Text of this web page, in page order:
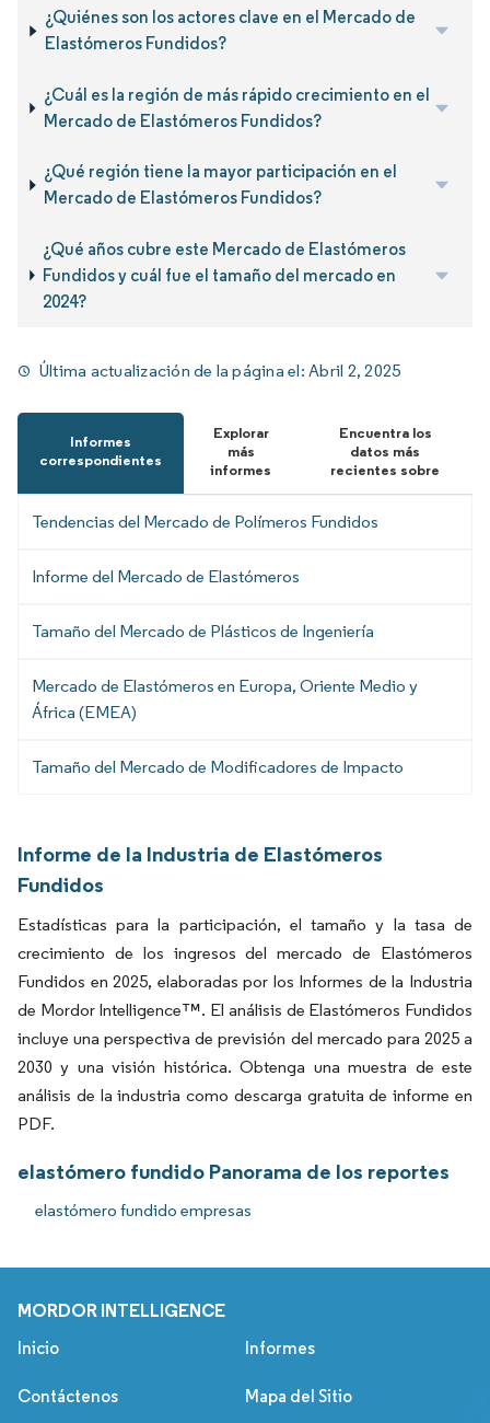
¿Quiénes son los actores clave en el Mercado de
Elastómeros Fundidos?
¿Cuál es la región de más rápido crecimiento en el
Mercado de Elastómeros Fundidos?
¿Qué región tiene la mayor participación en el
Mercado de Elastómeros Fundidos?
¿Qué años cubre este Mercado de Elastómeros
Fundidos y cuál fue el tamaño del mercado en
2024?
Última actualización de la página el:Abril 2, 2025
Informes
correspondientes
Explorar
más
informes
Encuentra los
datos más
recientes sobre
Tendencias del Mercado de Polímeros Fundidos
Informe del Mercado de Elastómeros
Tamaño del Mercado de Plásticos de Ingeniería
Mercado de Elastómeros en Europa, Oriente Medio y
África (EMEA)
Tamaño del Mercado de Modificadores de Impacto
Informe de la Industria de Elastómeros
Fundidos
Estadísticas para la participación, el tamaño y la tasa de
crecimiento de los ingresos del mercado de Elastómeros
Fundidos en 2025, elaboradas por los Informes de la Industria
de Mordor Intelligence™. El análisis de Elastómeros Fundidos
incluye una perspectiva de previsión del mercado para 2025 a
2030 y una visión histórica. Obtenga una muestra de este
análisis de la industria como descarga gratuita de informe en
PDF.
elastómero fundido Panorama de los reportes
elastómero fundido empresas
MORDOR INTELLIGENCE
Inicio Informes
Contáctenos Mapa del Sitio